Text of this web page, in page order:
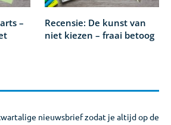
–
Recensie: De kunst van
niet kiezen – fraai betoog
nieuwsbrief zodat je altijd op de